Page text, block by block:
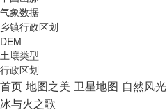
气象数据
乡镇行政区划
DEM
土壤类型
行政区划
首页 地图之美 卫星地图 自然风光
冰与火之歌